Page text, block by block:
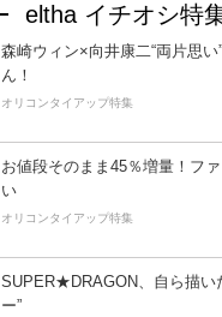
eltha イチオシ特
森崎ウィン×向井康二“両片思い
ん！
オリコンタイアップ特集
お値段そのまま45％増量！フ
い
オリコンタイアップ特集
SUPER★DRAGON、自ら描い
ー”